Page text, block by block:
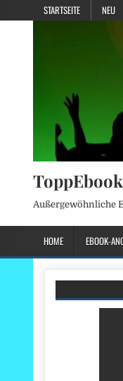
STARTSEITE NEU
Außergewöhnliche
HOME EBOOK-